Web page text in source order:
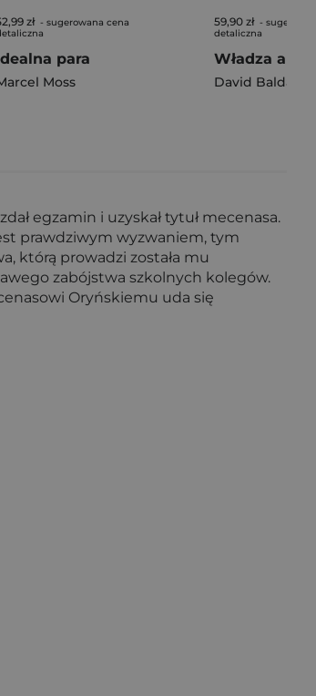
zł - sugerowana cena
para
Moss
59,90 zł -
detaliczna
Władza
David Baldacci
egzamin i uzyskał tytuł mecenasa.
prawdziwym wyzwaniem, tym
którą prowadzi została mu
zabójstwa szkolnych kolegów.
Oryńskiemu uda się